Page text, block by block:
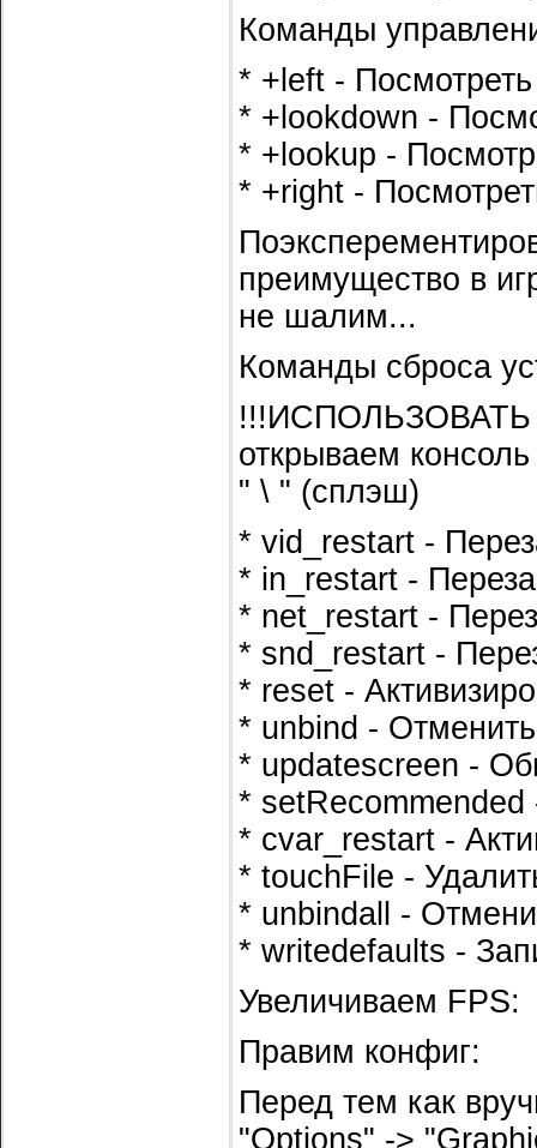
Команды
* +left -
* +lookdown -
* +lookup -
* +right -
преимущество в
не шалим...
Команды сброса
открываем
" \ " (сплэш)
* vid_restart -
* in_restart -
* net_restart -
* snd_restart -
* reset -
* unbind -
* updatescreen -
* setRecommended
* cvar_restart -
* touchFile -
* unbindall -
* writedefaults -
Увеличиваем FPS:
Правим конфиг:
Перед тем как
"Options" ->